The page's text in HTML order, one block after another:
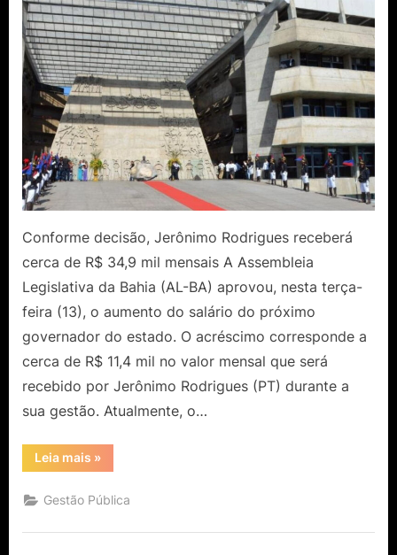
Catureba
Conforme decisão, Jerônimo Rodrigues receberá
cerca de R$ 34,9 mil mensais A Assembleia
Legislativa da Bahia (AL-BA) aprovou, nesta terça-
feira (13), o aumento do salário do próximo
governador do estado. O acréscimo corresponde a
cerca de R$ 11,4 mil no valor mensal que será
recebido por Jerônimo Rodrigues (PT) durante a
sua gestão. Atualmente, o…
Leia mais “AL-
BA
aumento
salarial
48,5%
»
Gestão Pública